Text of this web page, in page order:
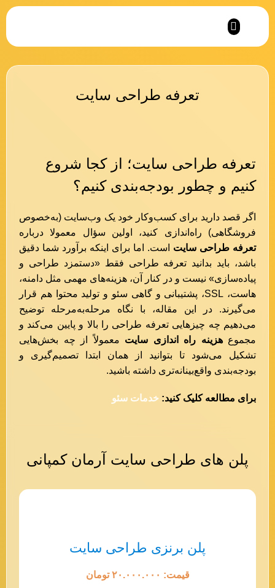
تعرفه طراحی سایت
تعرفه طراحی سایت؛ از کجا شروع
کنیم و چطور بودجه‌بندی کنیم؟
اگر قصد دارید برای کسب‌وکار خود یک وب‌سایت (به‌خصوص
فروشگاهی) راه‌اندازی کنید، اولین سؤال معمولا درباره
تعرفه طراحی سایت است. اما برای اینکه برآورد شما دقیق
باشد، باید بدانید تعرفه طراحی فقط «دستمزد طراحی و
پیاده‌سازی» نیست و در کنار آن، هزینه‌های مهمی مثل دامنه،
هاست، SSL، پشتیبانی و گاهی سئو و تولید محتوا هم قرار
می‌گیرند. در این مقاله، با نگاه مرحله‌به‌مرحله توضیح
می‌دهیم چه چیزهایی تعرفه طراحی را بالا و پایین می‌کند و
مجموعهزینه راه اندازی سایت معمولاً از چه بخش‌هایی
تشکیل می‌شود تا بتوانید از همان ابتدا تصمیم‌گیری و
بودجه‌بندی واقع‌بینانه‌تری داشته باشید.
برای مطالعه کلیک کنید: خدمات سئو
پلن های طراحی سایت آرمان کمپانی
پلن برنزی طراحی سایت
قیمت: ۲۰.۰۰۰.۰۰۰ تومان